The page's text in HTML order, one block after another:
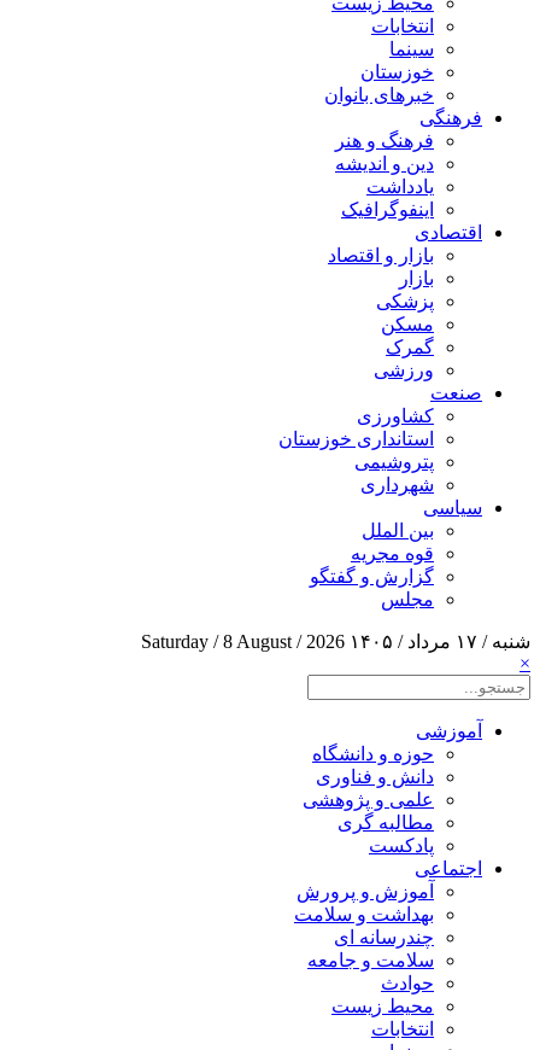
انتخابات
سینما
خوزستان
خبرهای بانوان
فرهنگی
فرهنگ و هنر
دین و اندیشه
یادداشت
اینفوگرافیک
اقتصادی
بازار و اقتصاد
بازار
پزشکی
مسکن
گمرک
ورزشی
صنعت
کشاورزی
استانداری خوزستان
پتروشیمی
شهرداری
سیاسی
بین الملل
قوه مجریه
گزارش و گفتگو
مجلس
شنبه / ۱۷ مرداد / ۱۴۰۵
Saturday / 8 August / 2026
×
آموزشی
حوزه و دانشگاه
دانش و فناوری
علمی و پژوهشی
مطالبه گری
پادکست
اجتماعی
آموزش و پرورش
بهداشت و سلامت
چندرسانه ای
سلامت و جامعه
حوادث
محیط زیست
انتخابات